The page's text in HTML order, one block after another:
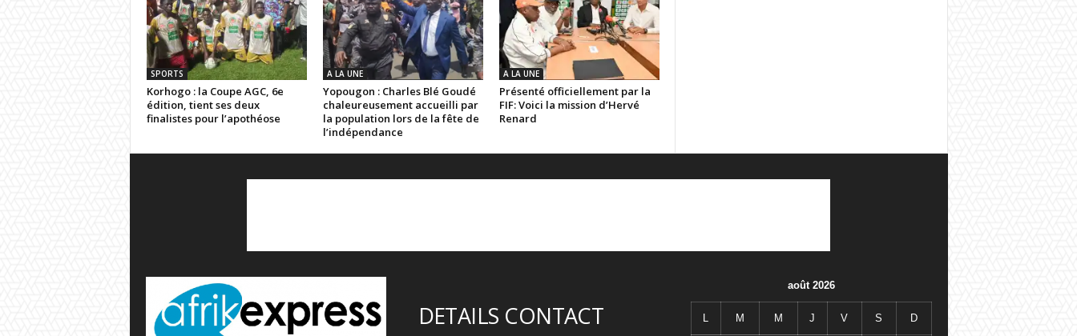
SPORTS
Korhogo : la Coupe AGC, 6e
édition, tient ses deux
finalistes pour l’apothéose
A LA UNE
Yopougon : Charles Blé Goudé
chaleureusement accueilli par
la population lors de la fête de
l’indépendance
A LA UNE
Présenté officiellement par la
FIF: Voici la mission d’Hervé
Renard
DETAILS CONTACT
août 2026
L M M J V S D